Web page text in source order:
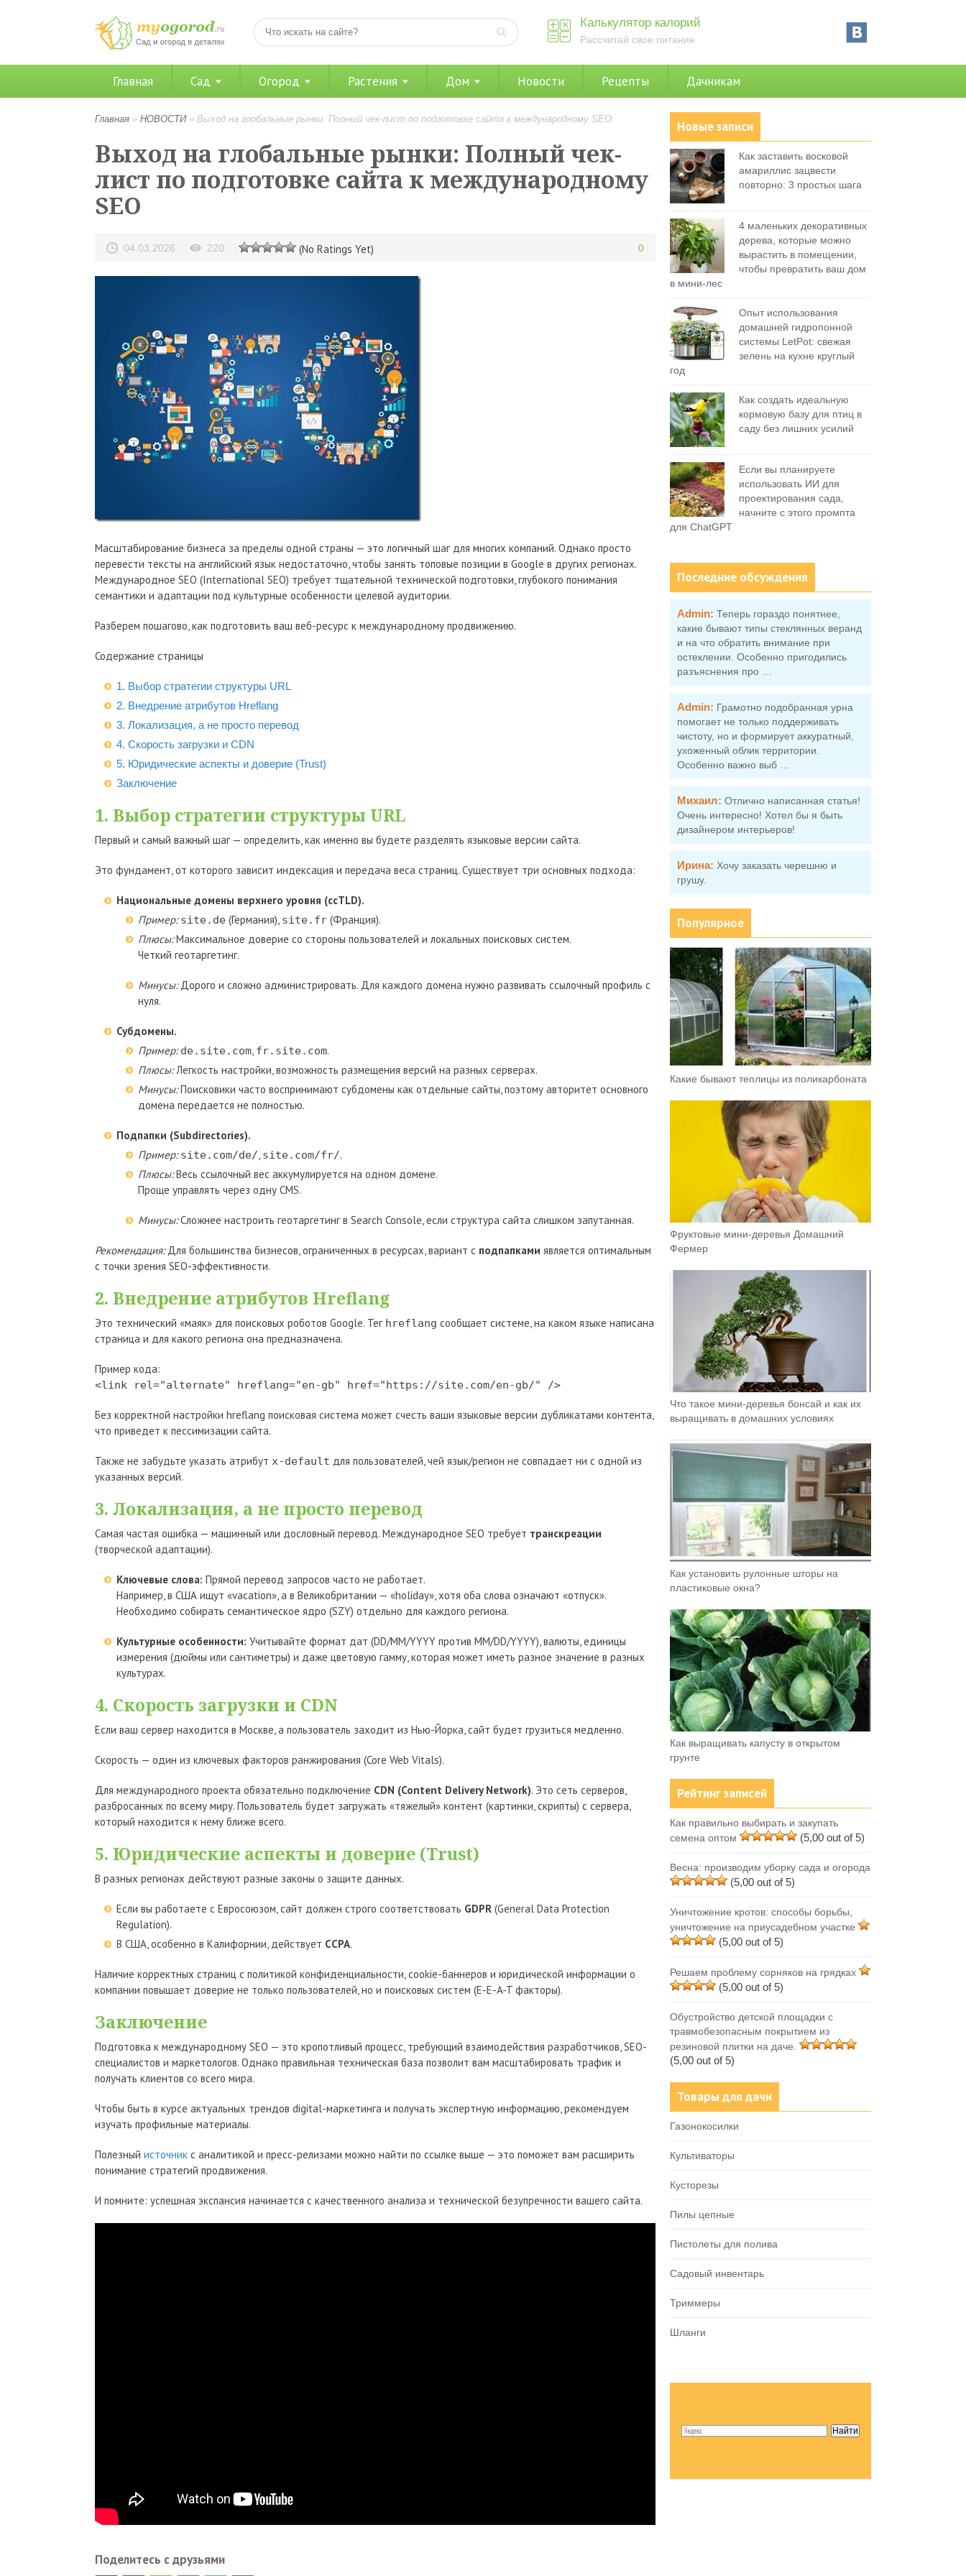
Калькулятор калорий
Рассчитай свое питание
Главная Сад Огород Растения Дом Новости Рецепты Дачникам
Главная » НОВОСТИ» Выход на глобальные рынки: Полный чек-лист по подготовке сайта к международному SEO
Выход на глобальные рынки: Полный чек-
лист по подготовке сайта к международному
SEO
04.03.2026 220 (No Ratings Yet) 0
Масштабирование бизнеса за пределы одной страны — это логичный шаг для многих компаний. Однако просто
перевести тексты на английский язык недостаточно, чтобы занять топовые позиции в Google в других регионах.
Международное SEO (International SEO) требует тщательной технической подготовки, глубокого понимания
семантики и адаптации под культурные особенности целевой аудитории.
Разберем пошагово, как подготовить ваш веб-ресурс к международному продвижению.
Содержание страницы
1. Выбор стратегии структуры URL
2. Внедрение атрибутов Hreflang
3. Локализация, а не просто перевод
4. Скорость загрузки и CDN
5. Юридические аспекты и доверие (Trust)
Заключение
1. Выбор стратегии структуры URL
Первый и самый важный шаг — определить, как именно вы будете разделять языковые версии сайта.
Это фундамент, от которого зависит индексация и передача веса страниц. Существует три основных подхода:
Национальные домены верхнего уровня (ccTLD).
Пример: site.de (Германия), site.fr (Франция).
Плюсы:Максимальное доверие со стороны пользователей и локальных поисковых систем.
Четкий геотаргетинг.
Минусы:Дорого и сложно администрировать. Для каждого домена нужно развивать ссылочный профиль с
нуля.
Субдомены.
Пример: de.site.com, fr.site.com.
Плюсы:Легкость настройки, возможность размещения версий на разных серверах.
Минусы:Поисковики часто воспринимают субдомены как отдельные сайты, поэтому авторитет основного
домена передается не полностью.
Подпапки (Subdirectories).
Пример: site.com/de/, site.com/fr/.
Плюсы:Весь ссылочный вес аккумулируется на одном домене.
Проще управлять через одну CMS.
Минусы:Сложнее настроить геотаргетинг в Search Console, если структура сайта слишком запутанная.
Рекомендация:Для большинства бизнесов, ограниченных в ресурсах, вариант с подпапками является оптимальным
с точки зрения SEO-эффективности.
2. Внедрение атрибутов Hreflang
Это технический «маяк» для поисковых роботов Google. Тег hreflang сообщает системе, на каком языке написана
страница и для какого региона она предназначена.
Пример кода:
<link rel="alternate" hreflang="en-gb" href="https://site.com/en-gb/" />
Без корректной настройки hreflang поисковая система может счесть ваши языковые версии дубликатами контента,
что приведет к пессимизации сайта.
Также не забудьте указать атрибут x-default для пользователей, чей язык/регион не совпадает ни с одной из
указанных версий.
3. Локализация, а не просто перевод
Самая частая ошибка — машинный или дословный перевод. Международное SEO требует транскреации
(творческой адаптации).
Ключевые слова: Прямой перевод запросов часто не работает.
Например, в США ищут «vacation», а в Великобритании — «holiday», хотя оба слова означают «отпуск».
Необходимо собирать семантическое ядро (SZY) отдельно для каждого региона.
Культурные особенности: Учитывайте формат дат (DD/MM/YYYY против MM/DD/YYYY), валюты, единицы
измерения (дюймы или сантиметры) и даже цветовую гамму, которая может иметь разное значение в разных
культурах.
4. Скорость загрузки и CDN
Если ваш сервер находится в Москве, а пользователь заходит из Нью-Йорка, сайт будет грузиться медленно.
Скорость — один из ключевых факторов ранжирования (Core Web Vitals).
Для международного проекта обязательно подключение CDN (Content Delivery Network). Это сеть серверов,
разбросанных по всему миру. Пользователь будет загружать «тяжелый» контент (картинки, скрипты) с сервера,
который находится к нему ближе всего.
5. Юридические аспекты и доверие (Trust)
В разных регионах действуют разные законы о защите данных.
Если вы работаете с Евросоюзом, сайт должен строго соответствовать GDPR (General Data Protection
Regulation).
В США, особенно в Калифорнии, действует CCPA.
Наличие корректных страниц с политикой конфиденциальности, cookie-баннеров и юридической информации о
компании повышает доверие не только пользователей, но и поисковых систем (E-E-A-T факторы).
Заключение
Подготовка к международному SEO — это кропотливый процесс, требующий взаимодействия разработчиков, SEO-
специалистов и маркетологов. Однако правильная техническая база позволит вам масштабировать трафик и
получать клиентов со всего мира.
Чтобы быть в курсе актуальных трендов digital-маркетинга и получать экспертную информацию, рекомендуем
изучать профильные материалы.
Полезный источник с аналитикой и пресс-релизами можно найти по ссылке выше — это поможет вам расширить
понимание стратегий продвижения.
И помните: успешная экспансия начинается с качественного анализа и технической безупречности вашего сайта.
Поделитесь с друзьями
Новые записи
Как заставить восковой
амариллис зацвести
повторно: 3 простых шага
4 маленьких декоративных
дерева, которые можно
вырастить в помещении,
чтобы превратить ваш дом
в мини-лес
Опыт использования
домашней гидропонной
системы LetPot: свежая
зелень на кухне круглый
год
Как создать идеальную
кормовую базу для птиц в
саду без лишних усилий
Если вы планируете
использовать ИИ для
проектирования сада,
начните с этого промпта
для ChatGPT
Последние обсуждения
Admin: Теперь гораздо понятнее,
какие бывают типы стеклянных веранд
и на что обратить внимание при
остеклении. Особенно пригодились
разъяснения про …
Admin: Грамотно подобранная урна
помогает не только поддерживать
чистоту, но и формирует аккуратный,
ухоженный облик территории.
Особенно важно выб …
Михаил: Отлично написанная статья!
Очень интересно! Хотел бы я быть
дизайнером интерьеров!
Ирина: Хочу заказать черешню и
грушу.
Популярное
Какие бывают теплицы из поликарбоната
Фруктовыe мини-деревья Домашний
Фермер
Что такое мини-деревья бонсай и как их
выращивать в домашних условиях
Как установить рулонные шторы на
пластиковые окна?
Как выращивать капусту в открытом
грунте
Рейтинг записей
Как правильно выбирать и закупать
семена оптом
(5,00 out of 5)
Весна: производим уборку сада и огорода
(5,00 out of 5)
Уничтожение кротов: способы борьбы,
уничтожение на приусадебном участке
(5,00 out of 5)
Решаем проблему сорняков на грядках
(5,00 out of 5)
Обустройство детской площадки с
травмобезопасным покрытием из
резиновой плитки на даче.
(5,00 out of 5)
Товары для дачи
Газонокосилки
Культиваторы
Кусторезы
Пилы цепные
Пистолеты для полива
Садовый инвентарь
Триммеры
Шланги